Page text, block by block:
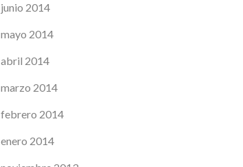
junio 2014
mayo 2014
abril 2014
marzo 2014
febrero 2014
enero 2014